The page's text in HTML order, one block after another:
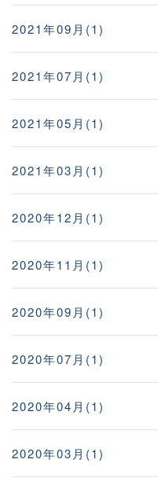
2021年09月(1)
2021年07月(1)
2021年05月(1)
2021年03月(1)
2020年12月(1)
2020年11月(1)
2020年09月(1)
2020年07月(1)
2020年04月(1)
2020年03月(1)